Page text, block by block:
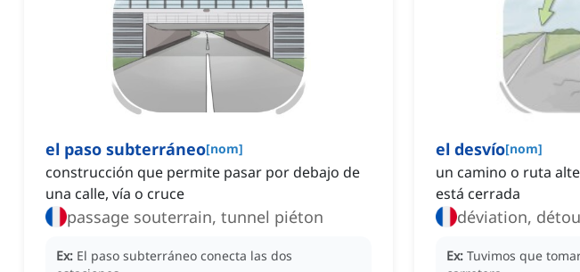
el paso subterráneo[nom]
construcción que permite pasar por debajo de
una calle, vía o cruce
passage souterrain, tunnel piéton
Ex: El paso subterráneo conecta las dos
el desvío[nom]
un camino o ruta
está cerrada
déviation,
Ex: Tuvimos que